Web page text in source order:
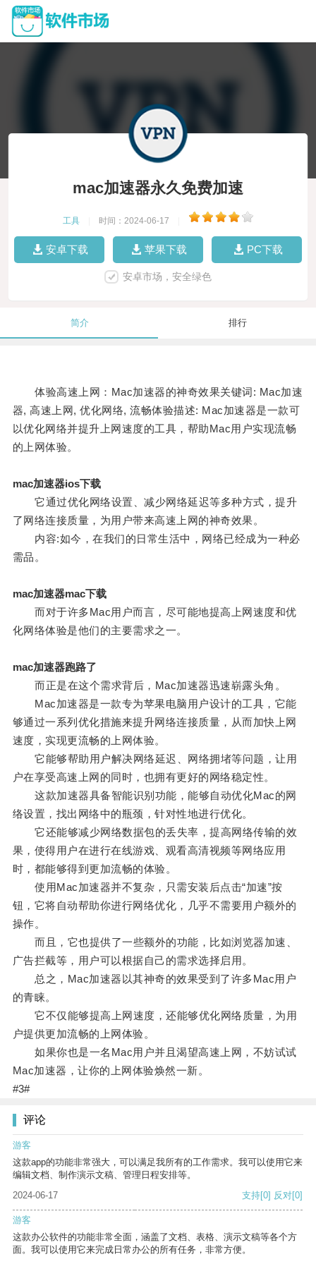
mac加速器永久免费加速
工具 时间：2024-06-17
安卓下载 苹果下载 PC下载
安卓市场，安全绿色
简介 排行
体验高速上网：Mac加速器的神奇效果关键词: Mac加速
器, 高速上网, 优化网络, 流畅体验描述: Mac加速器是一款可
以优化网络并提升上网速度的工具，帮助Mac用户实现流畅
的上网体验。
mac加速器ios下载
它通过优化网络设置、减少网络延迟等多种方式，提升
了网络连接质量，为用户带来高速上网的神奇效果。
内容:如今，在我们的日常生活中，网络已经成为一种必
需品。
mac加速器mac下载
而对于许多Mac用户而言，尽可能地提高上网速度和优
化网络体验是他们的主要需求之一。
mac加速器跑路了
而正是在这个需求背后，Mac加速器迅速崭露头角。
Mac加速器是一款专为苹果电脑用户设计的工具，它能
够通过一系列优化措施来提升网络连接质量，从而加快上网
速度，实现更流畅的上网体验。
它能够帮助用户解决网络延迟、网络拥堵等问题，让用
户在享受高速上网的同时，也拥有更好的网络稳定性。
这款加速器具备智能识别功能，能够自动优化Mac的网
络设置，找出网络中的瓶颈，针对性地进行优化。
它还能够减少网络数据包的丢失率，提高网络传输的效
果，使得用户在进行在线游戏、观看高清视频等网络应用
时，都能够得到更加流畅的体验。
使用Mac加速器并不复杂，只需安装后点击“加速”按
钮，它将自动帮助你进行网络优化，几乎不需要用户额外的
操作。
而且，它也提供了一些额外的功能，比如浏览器加速、
广告拦截等，用户可以根据自己的需求选择启用。
总之，Mac加速器以其神奇的效果受到了许多Mac用户
的青睐。
它不仅能够提高上网速度，还能够优化网络质量，为用
户提供更加流畅的上网体验。
如果你也是一名Mac用户并且渴望高速上网，不妨试试
Mac加速器，让你的上网体验焕然一新。
#3#
评论
游客
这款app的功能非常强大，可以满足我所有的工作需求。我可以使用它来
编辑文档、制作演示文稿、管理日程安排等。
2024-06-17
支持[0] 反对[0]
游客
这款办公软件的功能非常全面，涵盖了文档、表格、演示文稿等各个方
面。我可以使用它来完成日常办公的所有任务，非常方便。